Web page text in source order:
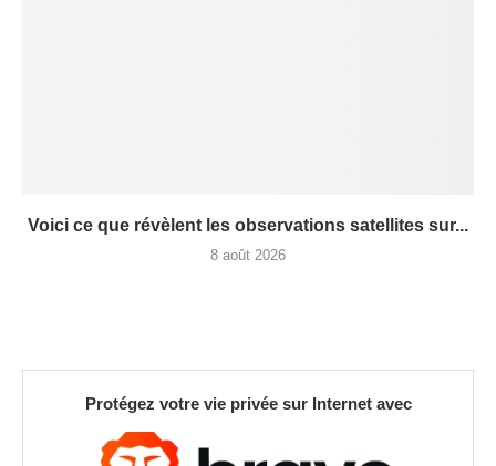
Voici ce que révèlent les observations satellites sur...
8 août 2026
Protégez votre vie privée sur Internet avec